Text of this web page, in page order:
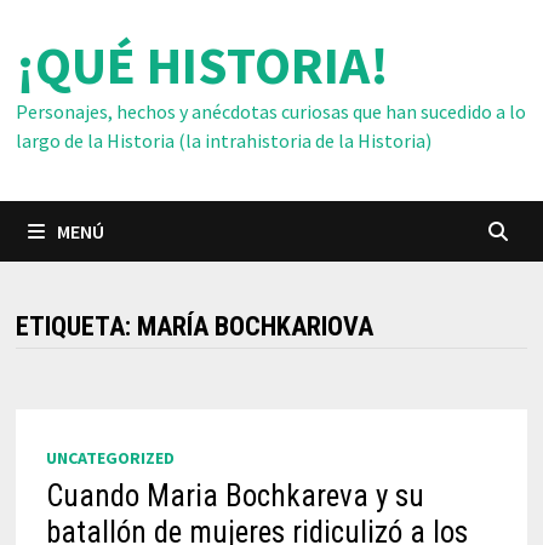
contenido
¡QUÉ HISTORIA!
Personajes, hechos y anécdotas curiosas que han sucedido a lo
largo de la Historia (la intrahistoria de la Historia)
MENÚ
ETIQUETA: MARÍA BOCHKARIOVA
UNCATEGORIZED
Cuando Maria Bochkareva y su
batallón de mujeres ridiculizó a los